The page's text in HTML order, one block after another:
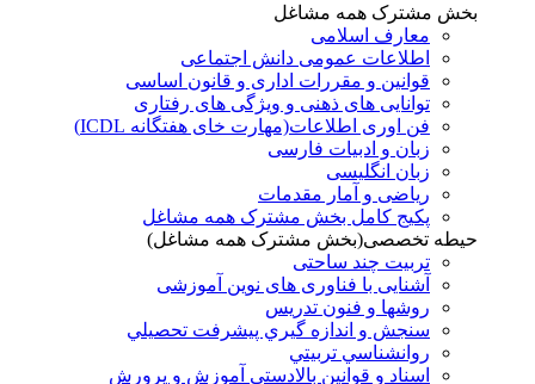
بخش مشترک همه مشاغل
معارف اسلامی
اطلاعات عمومی دانش اجتماعی
قوانین و مقررات اداری و قانون اساسی
توانایی های ذهنی و ویژگی های رفتاری
فن اوری اطلاعات(مهارت خای هفتگانه ICDL)
زبان و ادبیات فارسی
زبان انگلیسی
ریاضی و آمار مقدمات
پکیج کامل بخش مشترک همه مشاغل
حیطه تخصصی(بخش مشترک همه مشاغل)
تربیت چند ساحتی
آشنایی با فناوری های نوین آموزشی
روشها و فنون تدريس
سنجش و اندازه گيري پيشرفت تحصيلي
روانشناسي تربيتي
اسناد و قوانين بالادستي آموزش و پرورش